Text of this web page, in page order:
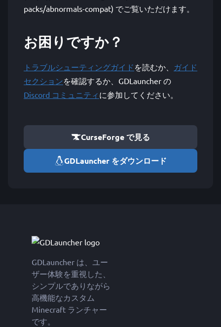
packs/abnormals-compat) でご覧いただけます。
お困りですか？
トラブルシューティングガイド を読むか、 ガイド
セクションを確認するか、GDLauncher の
Discord コミュニティ に参加してください。
CurseForge で見る
GDLauncher をダウンロード
GDLauncher は、ユー
ザー体験を重視した、
シンプルでありながら
高機能なカスタム
Minecraft ランチャー
です。